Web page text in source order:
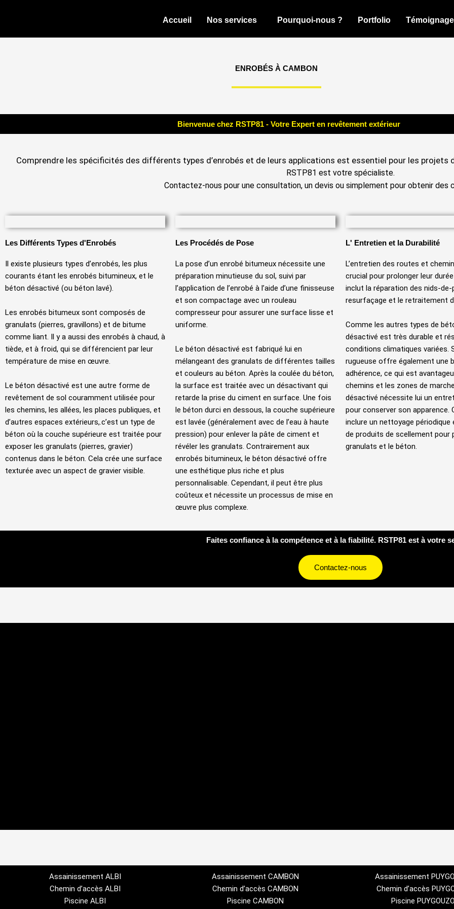
Accueil Nos services Pourquoi-nous ? Portfolio
ENROBÉS À CAMBON
Bienvenue chez RSTP81 - Votre Expert en revêtement extérieur
Comprendre les spécificités des différents types d’enrobés et de leurs applications est essentiel pour les
RSTP81 est votre spécialiste.
Contactez-nous pour une consultation, un devis ou simplement pour obtenir des
Les Différents Types d'Enrobés
Il existe plusieurs types d’enrobés, les plus
courants étant les enrobés bitumineux, et le
béton désactivé (ou béton lavé).
Les enrobés bitumeux sont composés de
granulats (pierres, gravillons) et de bitume
comme liant. Il y a aussi des enrobés à chaud, à
tiède, et à froid, qui se différencient par leur
température de mise en œuvre.
Le béton désactivé est une autre forme de
revêtement de sol couramment utilisée pour
les chemins, les allées, les places publiques, et
d’autres espaces extérieurs,.c’est un type de
béton où la couche supérieure est traitée pour
exposer les granulats (pierres, gravier)
contenus dans le béton. Cela crée une surface
texturée avec un aspect de gravier visible.
Les Procédés de Pose
La pose d’un enrobé bitumeux nécessite une
préparation minutieuse du sol, suivi par
l’application de l’enrobé à l’aide d’une finisseuse
et son compactage avec un rouleau
compresseur pour assurer une surface lisse et
uniforme.
Le béton désactivé est fabriqué lui en
mélangeant des granulats de différentes tailles
et couleurs au béton. Après la coulée du béton,
la surface est traitée avec un désactivant qui
retarde la prise du ciment en surface. Une fois
le béton durci en dessous, la couche supérieure
est lavée (généralement avec de l’eau à haute
pression) pour enlever la pâte de ciment et
révéler les granulats. Contrairement aux
enrobés bitumineux, le béton désactivé offre
une esthétique plus riche et plus
personnalisable. Cependant, il peut être plus
coûteux et nécessite un processus de mise en
œuvre plus complexe.
L' Entretien et la Durabilité
L’entretien des routes et
crucial pour prolonger leur
inclut la réparation des nids-de-
resurfaçage et le retraitement
Comme les autres types de
désactivé est très durable et
conditions climatiques variées.
rugueuse offre également une
adhérence, ce qui est
chemins et les zones de
désactivé nécessite lui un
pour conserver son apparence.
inclure un nettoyage périodique
de produits de scellement pour
granulats et le béton.
Faites confiance à la compétence et à la fiabilité. RSTP81 est à votre
Contactez-nous
Assainissement ALBI
Chemin d’accès ALBI
Piscine ALBI
Assainissement CAMBON
Chemin d’accès CAMBON
Piscine CAMBON
Assainissement
Chemin d’accès
Piscine